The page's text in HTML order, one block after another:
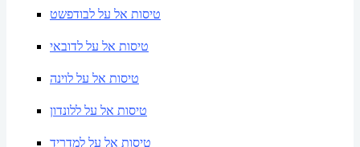
טיסות אל על לבודפשט
טיסות אל על לדובאי
טיסות אל על לוינה
טיסות אל על ללונדון
טיסות אל על למדריד